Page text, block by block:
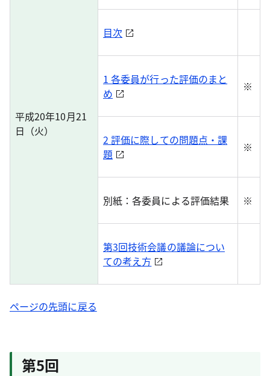
平成20年10月21
日（火）
目次
1 各委員が行った評価のまと
め
※
2 評価に際しての問題点・課
題
※
別紙：各委員による評価結果 ※
第3回技術会議の議論につい
ての考え方
ページの先頭に戻る
第5回